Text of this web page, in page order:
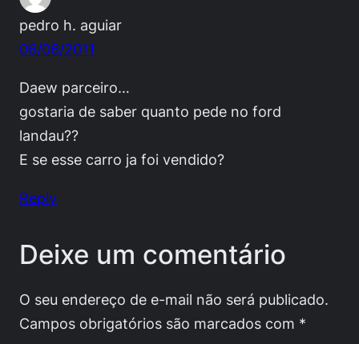
pedro h. aguiar
06/06/2011
Daew parceiro…
gostaria de saber quanto pede no ford
landau??
E se esse carro ja foi vendido?
Reply
Deixe um comentário
O seu endereço de e-mail não será publicado.
Campos obrigatórios são marcados com *